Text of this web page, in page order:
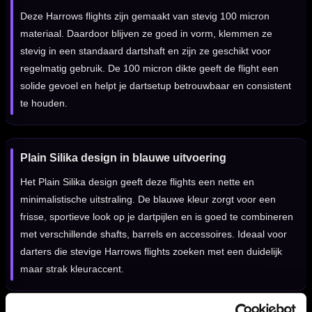
Deze Harrows flights zijn gemaakt van stevig 100 micron
materiaal. Daardoor blijven ze goed in vorm, klemmen ze
stevig in een standaard dartshaft en zijn ze geschikt voor
regelmatig gebruik. De 100 micron dikte geeft de flight een
solide gevoel en helpt je dartsetup betrouwbaar en consistent
te houden.
Plain Silika design in blauwe uitvoering
Het Plain Silika design geeft deze flights een nette en
minimalistische uitstraling. De blauwe kleur zorgt voor een
frisse, sportieve look op je dartpijlen en is goed te combineren
met verschillende shafts, barrels en accessoires. Ideaal voor
darters die stevige Harrows flights zoeken met een duidelijk
maar strak kleuraccent.